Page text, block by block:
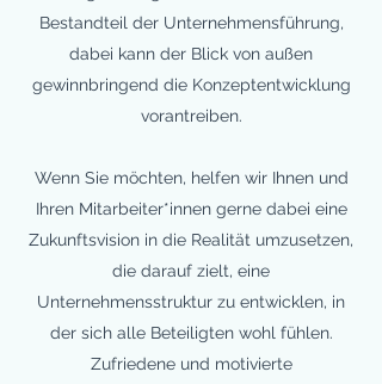
Bestandteil der Unternehmensführung,
dabei kann der Blick von außen
gewinnbringend die Konzeptentwicklung
vorantreiben.
Wenn Sie möchten, helfen wir Ihnen und
Ihren Mitarbeiter*innen gerne dabei eine
Zukunftsvision in die Realität umzusetzen,
die darauf zielt, eine
Unternehmensstruktur zu entwicklen, in
der sich alle Beteiligten wohl fühlen.
Zufriedene und motivierte